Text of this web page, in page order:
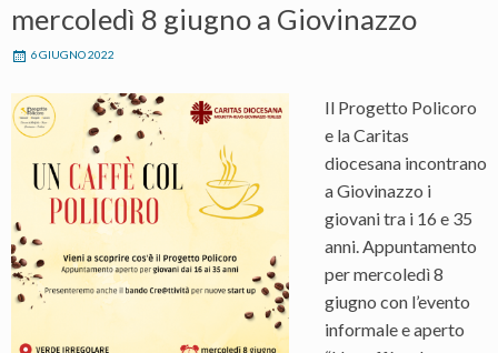
mercoledì 8 giugno a Giovinazzo
6 GIUGNO 2022
Il Progetto Policoro
e la Caritas
diocesana incontrano
a Giovinazzo i
giovani tra i 16 e 35
anni. Appuntamento
per mercoledì 8
giugno con l’evento
informale e aperto